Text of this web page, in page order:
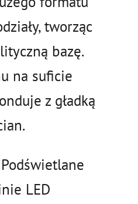
tworząc
bazę.
na suficie
z gładką
LED